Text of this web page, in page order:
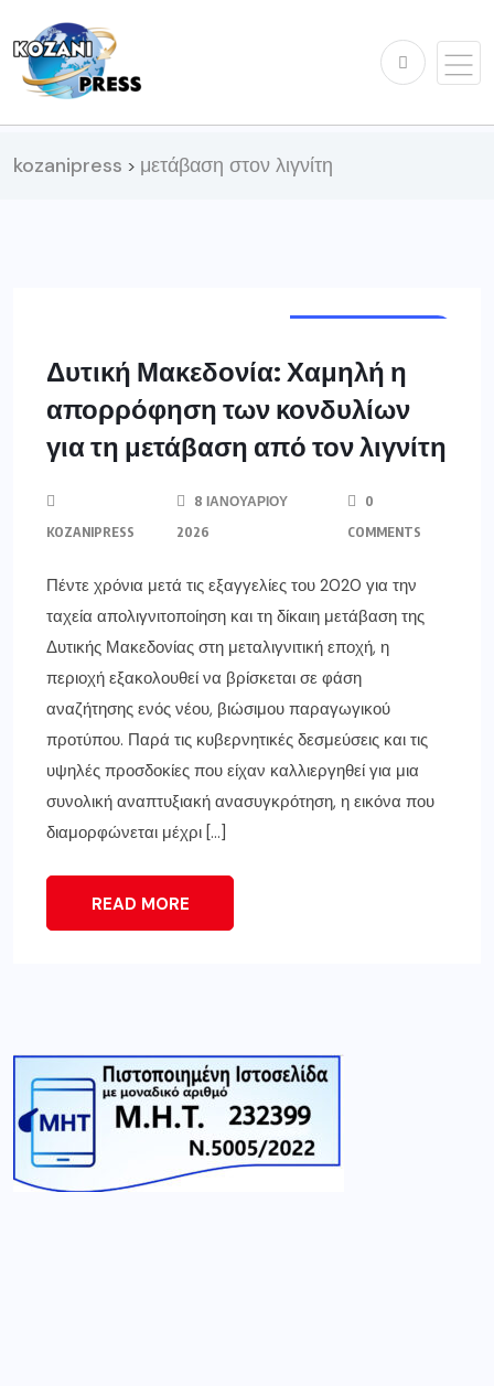
kozanipress > μετάβαση στον λιγνίτη
Δυτική Μακεδονία: Χαμηλή η
απορρόφηση των κονδυλίων
για τη μετάβαση από τον λιγνίτη
KOZANIPRESS
8 ΙΑΝΟΥΑΡΊΟΥ
2026
0
COMMENTS
Πέντε χρόνια μετά τις εξαγγελίες του 2020 για την
ταχεία απολιγνιτοποίηση και τη δίκαιη μετάβαση της
Δυτικής Μακεδονίας στη μεταλιγνιτική εποχή, η
περιοχή εξακολουθεί να βρίσκεται σε φάση
αναζήτησης ενός νέου, βιώσιμου παραγωγικού
προτύπου. Παρά τις κυβερνητικές δεσμεύσεις και τις
υψηλές προσδοκίες που είχαν καλλιεργηθεί για μια
συνολική αναπτυξιακή ανασυγκρότηση, η εικόνα που
διαμορφώνεται μέχρι […]
READ MORE